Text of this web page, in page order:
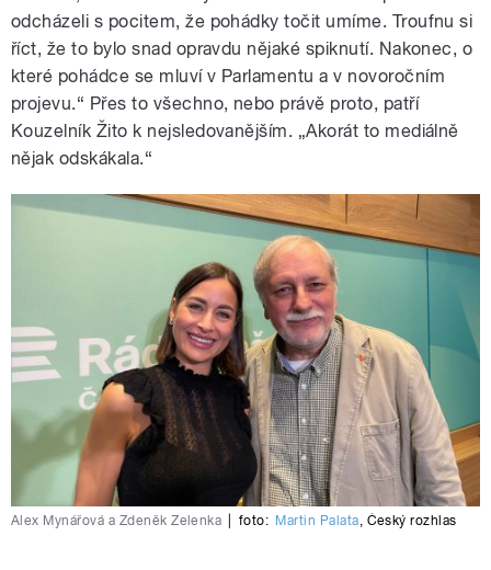
odcházeli s pocitem, že pohádky točit umíme. Troufnu si
říct, že to bylo snad opravdu nějaké spiknutí. Nakonec, o
které pohádce se mluví v Parlamentu a v novoročním
projevu.“ Přes to všechno, nebo právě proto, patří
Kouzelník Žito k nejsledovanějším. „Akorát to mediálně
nějak odskákala.“
Alex Mynářová a Zdeněk Zelenka foto: Martin Palata, Český rozhlas